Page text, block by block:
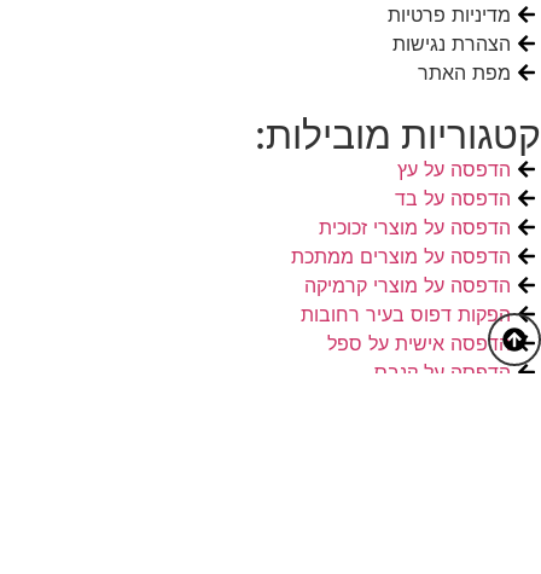
מדיניות פרטיות
הצהרת נגישות
מפת האתר
קטגוריות מובילות:
הדפסה על עץ
הדפסה על בד
הדפסה על מוצרי זכוכית
הדפסה על מוצרים ממתכת
הדפסה על מוצרי קרמיקה
הפקות דפוס בעיר רחובות
הדפסה אישית על ספל
הדפסה על קנבס